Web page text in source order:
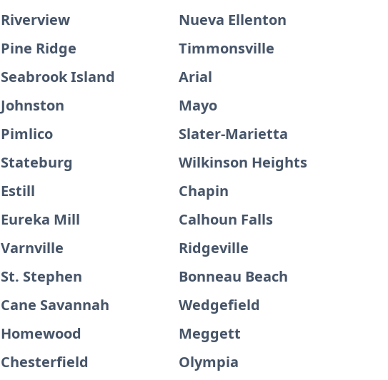
Riverview
Nueva Ellenton
Pine Ridge
Timmonsville
Seabrook Island
Arial
Johnston
Mayo
Pimlico
Slater-Marietta
Stateburg
Wilkinson Heights
Estill
Chapin
Eureka Mill
Calhoun Falls
Varnville
Ridgeville
St. Stephen
Bonneau Beach
Cane Savannah
Wedgefield
Homewood
Meggett
Chesterfield
Olympia